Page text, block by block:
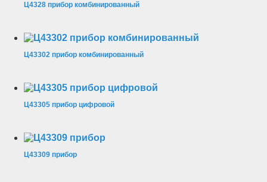
Ц4328 прибор комбинированный
Ц43302 прибор комбинированный
Ц43305 прибор цифровой
Ц43309 прибор